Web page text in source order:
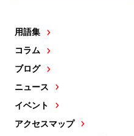
用語集
コラム
ブログ
ニュース
イベント
アクセスマップ